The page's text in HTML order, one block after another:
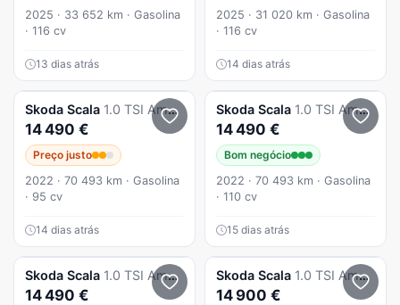
2025 · 33 652 km · Gasolina
· 116 cv
13 dias atrás
2025 · 31 020 km · Gasolina
· 116 cv
14 dias atrás
Skoda Scala 1.0 TSI Ambition
14 490 €
Preço justo
2022 · 70 493 km · Gasolina
· 95 cv
14 dias atrás
Skoda Scala 1.0 TSI Ambition
14 490 €
Bom negócio
2022 · 70 493 km · Gasolina
· 110 cv
15 dias atrás
Skoda Scala 1.0 TSI Ambition
14 490 €
Skoda Scala 1.0 TSI Ambition
14 900 €